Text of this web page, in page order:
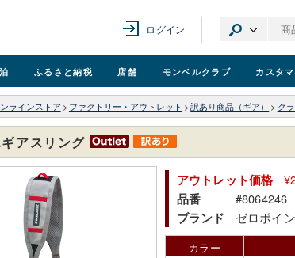
ログイン
ふるさと納税 店舗 モンベルクラブ カスタ
ラインストア > ファクトリー・アウトレット > 訳あり商品（ギア） > ク
アスリング
アウトレット価格
品番 #8064246
ブランド ゼロポイ
カラー